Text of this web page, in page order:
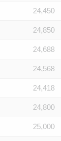
24,450
24,850
24,688
24,568
24,418
24,800
25,000